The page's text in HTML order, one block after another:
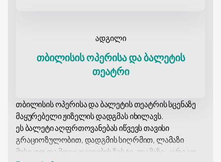
ადგილი
თბილისის ოპერისა და ბალეტის
თეატრი
თბილისის ოპერისა და ბალეტის თეატრის სცენაზე
მაყურებელი ჟიზელის დადგმას იხილავს.
ეს ბალეტი აღფრთოვანებას იწვევს თავისი
გრაციოზულობით, დადგმის სიღრმით, ლამაზი
მუსიკით და მოცეკვავეების ზუსტი, ლამაზი, კარგად